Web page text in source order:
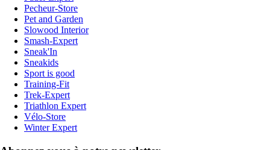
Pecheur-Store
Pet and Garden
Slowood Interior
Smash-Expert
Sneak'In
Sneakids
Sport is good
Training-Fit
Trek-Expert
Triathlon Expert
Vélo-Store
Winter Expert